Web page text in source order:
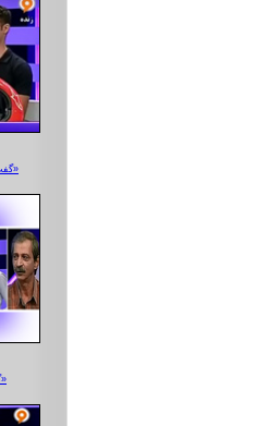
گفت‌وگو درباره «دوچرخه‌سواری کوهستان»
گفت‌وگو با قهرمانان «دوی کوهستان»